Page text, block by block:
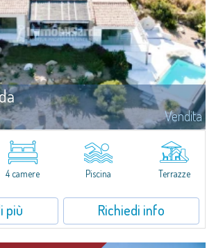
Vendita
presentare una straordinaria proprietà in vendita a
della Marinedda, in posizione panoramica, con
e dominante sull'intera baia.Villa Marinedda fa...
4 camere Piscina Terrazze
più Richiedi info